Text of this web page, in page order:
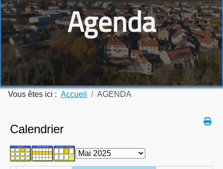
Agenda
Vous êtes ici : Accueil AGENDA
Calendrier